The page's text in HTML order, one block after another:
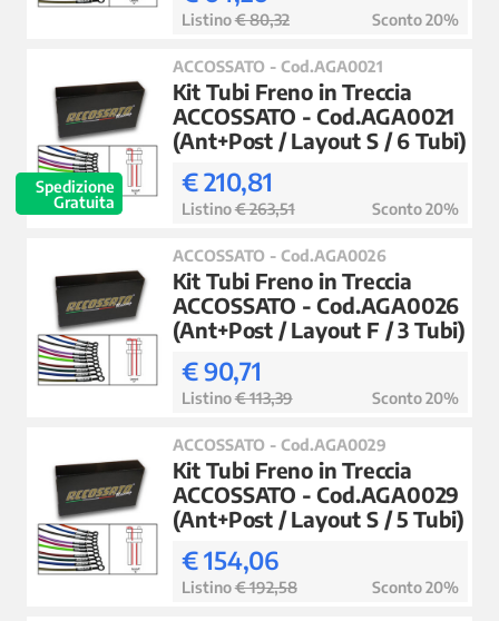
Listino€ 80,32 Sconto 20%
Spedizione
Gratuita
ACCOSSATO - Cod.AGA0021
Kit Tubi Freno in Treccia
ACCOSSATO - Cod.AGA0021
(Ant+Post / Layout S / 6 Tubi)
€ 210,81
Listino€ 263,51 Sconto 20%
ACCOSSATO - Cod.AGA0026
Kit Tubi Freno in Treccia
ACCOSSATO - Cod.AGA0026
(Ant+Post / Layout F / 3 Tubi)
€ 90,71
Listino€ 113,39 Sconto 20%
ACCOSSATO - Cod.AGA0029
Kit Tubi Freno in Treccia
ACCOSSATO - Cod.AGA0029
(Ant+Post / Layout S / 5 Tubi)
€ 154,06
Listino€ 192,58 Sconto 20%